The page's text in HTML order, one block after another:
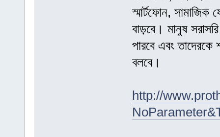
স্মার্টফোন, সামাজিক
বাড়বে। মানুষ
পারবে এবং
বলবে।
http://